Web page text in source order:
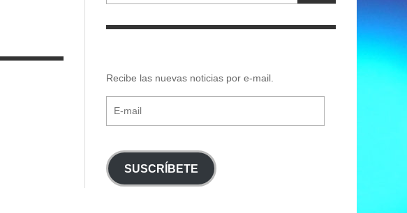
Recibe las nuevas noticias por e-mail.
mail
SUSCRÍBETE